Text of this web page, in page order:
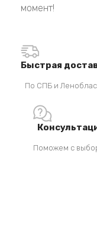
момент!
Быстрая
По СПБ и
Поможем с